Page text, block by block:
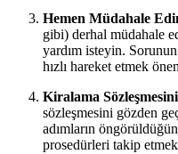
Hemen Müdahale
gibi) derhal müdahale
yardım isteyin.
hızlı hareket etmek
Kiralama
sözleşmesini gözden
adımların
prosedürleri takip